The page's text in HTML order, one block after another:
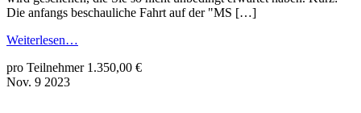
Die anfangs beschauliche Fahrt auf der "MS […]
Weiterlesen…
pro Teilnehmer 1.350,00 €
Nov. 9 2023